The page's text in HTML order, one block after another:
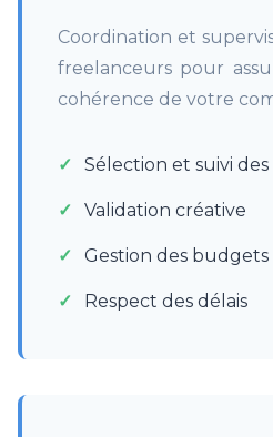
Coordination et
freelanceurs pour
cohérence de votre
Sélection et suivi
Validation créative
Gestion des budgets
Respect des délais